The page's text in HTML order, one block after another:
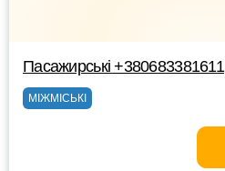
Пасажирські +380683381611
МІЖМІСЬКІ